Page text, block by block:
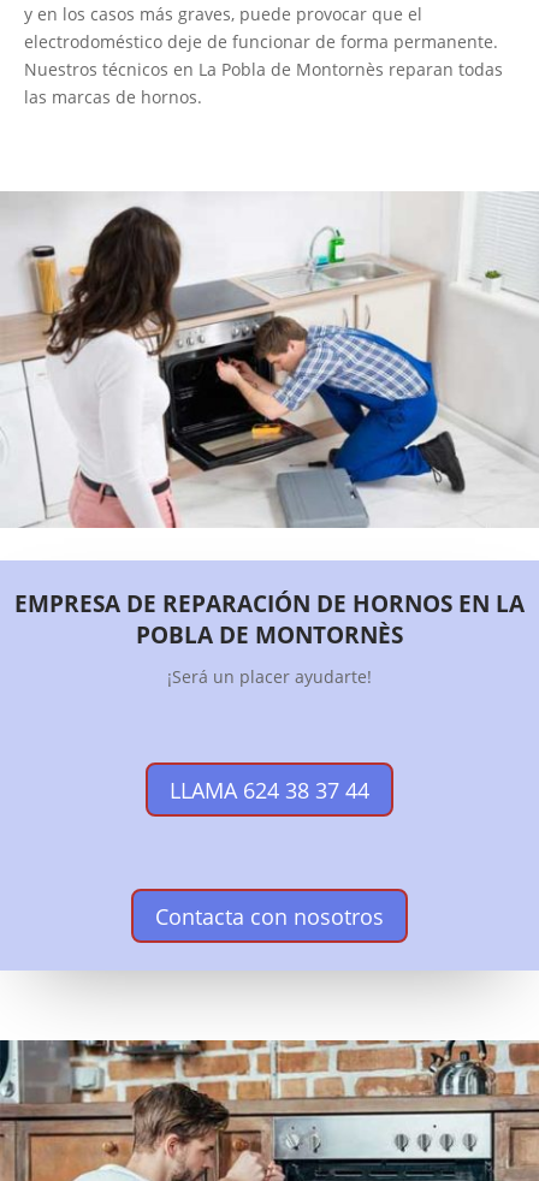
y en los casos más graves, puede provocar que el
electrodoméstico deje de funcionar de forma permanente.
Nuestros técnicos en La Pobla de Montornès reparan todas
las marcas de hornos.
EMPRESA DE REPARACIÓN DE HORNOS EN LA
POBLA DE MONTORNÈS
¡Será un placer ayudarte!
LLAMA 624 38 37 44
Contacta con nosotros